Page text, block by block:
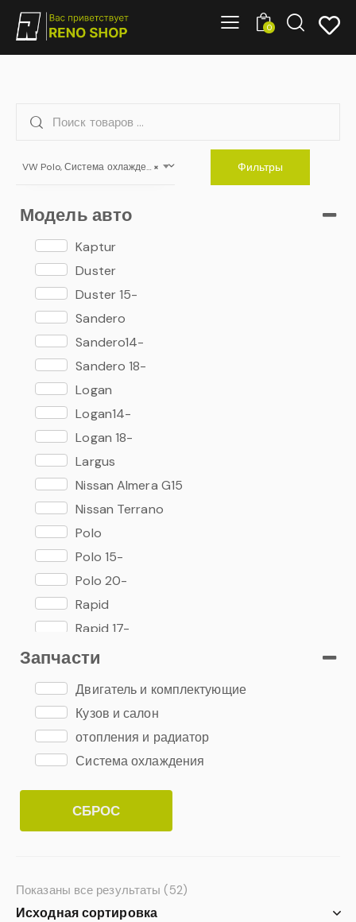
0
×
VW Polo, Система охлаждения, отопления и радиатор Фильтры
Модель авто
Kaptur
Duster
Duster 15-
Sandero
Sandero14-
Sandero 18-
Logan
Logan14-
Logan 18-
Largus
Nissan Almera G15
Nissan Terrano
Polo
Polo 15-
Polo 20-
Rapid
Rapid 17-
Запчасти
Двигатель и комплектующие
Кузов и салон
отопления и радиатор
Система охлаждения
СБРОС
Показаны все результаты (52)